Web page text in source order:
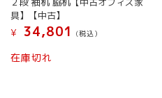
具】【中古】
¥
34,801 (税込）
在庫切れ